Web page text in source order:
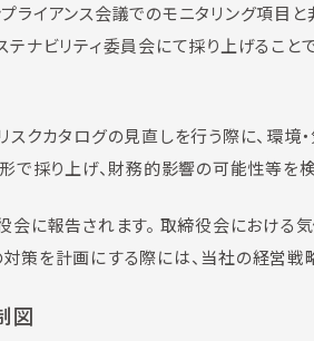
イアンス会議でのモニタリング項目
ナビリティ委員会にて採り上げるこ
クカタログの見直しを行う際に、環境
で採り上げ、財務的影響の可能性等を検
会に報告されます。 取締役会におけ
策を計画にする際には、当社の経営戦
図